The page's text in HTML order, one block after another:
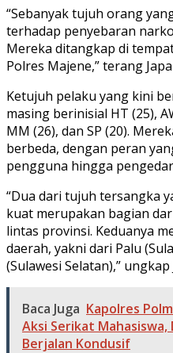
“Sebanyak tujuh orang
terhadap penyebaran
Mereka ditangkap di
Polres Majene,” terang
Ketujuh pelaku yang kini
masing berinisial HT (25),
MM (26), dan SP (20).
berbeda, dengan peran
pengguna hingga
“Dua dari tujuh tersangka
kuat merupakan bagian
lintas provinsi. Keduanya
daerah, yakni dari Palu
(Sulawesi Selatan),”
Baca Juga Kapolres
Aksi Serikat Mahasiswa,
Berjalan Kondusif